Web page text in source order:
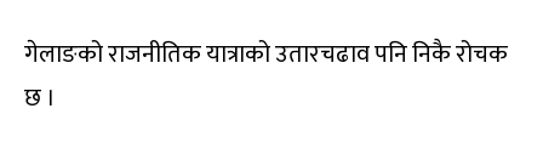
गेलाङको राजनीतिक यात्राको उतारचढाव पनि निकै रोचक
छ ।